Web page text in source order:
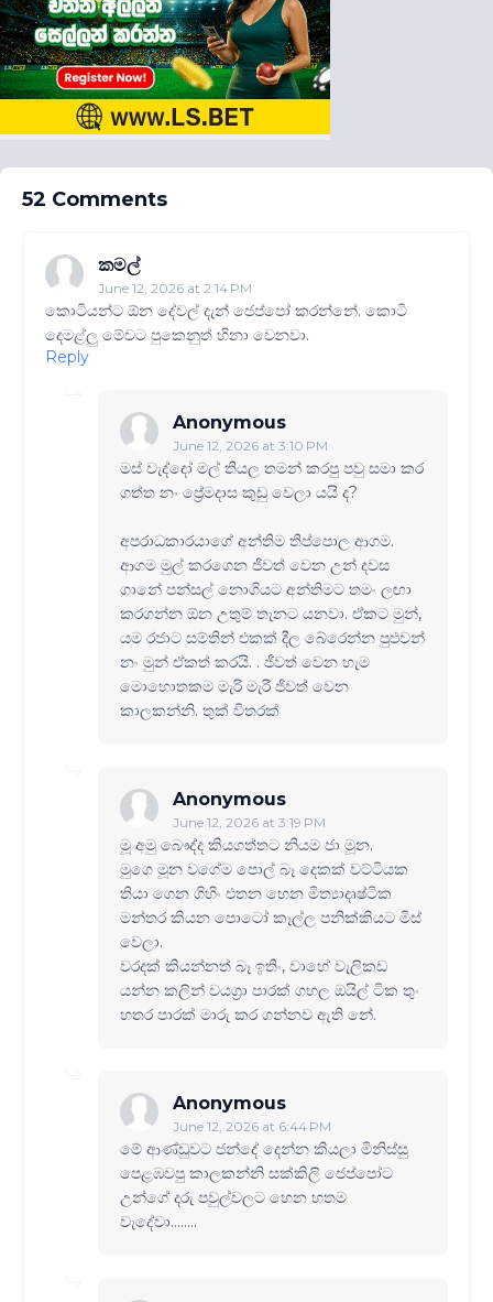
52 Comments
කමල්
June 12, 2026 at 2:14 PM
කොටියන්ට ඕන දේවල් දැන් ජෙප්පෝ කරන්නේ. කොටි
දෙමළ්ලු මේවට පුකෙනුත් හිනා වෙනවා.
Reply
Anonymous
June 12, 2026 at 3:10 PM
මස් වැද්දෝ මල් තියල තමන් කරපු පවු සමා කර
ගත්ත නං ප්‍රේමදාස කුඩු වෙලා යයි ද?
අපරාධකාරයාගේ අන්තිම තිප්පොල ආගම.
ආගම මුල් කරගෙන ජිවත් වෙන උන් දවස
ගානේ පන්සල් නොගියට අන්තිමට තමං ලඟා
කරගන්න ඕන උතුම් තැනට යනවා. ඒකට මුන්,
යම රජාට සම්තින් එකක් දීල බේරෙන්න පුළුවන්
නං මුන් ඒකත් කරයි. . ජීවත් වෙන හැම
මොහොතකම මැරි මැරී ජිවත් වෙන
කාලකන්නි. තුක් විතරක්
Anonymous
June 12, 2026 at 3:19 PM
මූ අමු බෞද්ද කියගත්තට නියම ජා මූන.
මුගෙ මූන වගේම පොල් බෑ දෙකක් වට්ටියක
තියා ගෙන ගිහිං එතන හෙන මිත්‍යාදෘෂ්ටික
මන්තර කියන පොටෝ කෑල්ල පනික්කියට මිස්
වෙලා.
වරදක් කියන්නත් බෑ ඉතිං, වාහේ වැලිකඩ
යන්න කලින් වයග්‍රා පාරක් ගහල ඔයිල් ටික තුං
හතර පාරක් මාරු කර ගන්නව ඇති නේ.
Anonymous
June 12, 2026 at 6:44 PM
මේ ආණ්ඩුවට ජන්දේ දෙන්න කියලා මිනිස්සු
පෙළඹවපු කාලකන්නි සක්කිලි ජෙප්පෝට
උන්ගේ දරු පවුල්වලට හෙන හතම
වැදේවා........